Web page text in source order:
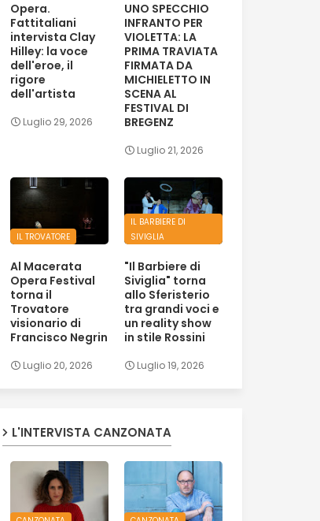
Opera.
Fattitaliani
intervista Clay
Hilley: la voce
dell'eroe, il
rigore
dell'artista
Luglio 29, 2026
UNO SPECCHIO
INFRANTO PER
VIOLETTA: LA
PRIMA TRAVIATA
FIRMATA DA
MICHIELETTO IN
SCENA AL
FESTIVAL DI
BREGENZ
Luglio 21, 2026
IL TROVATORE
Al Macerata
Opera Festival
torna il
Trovatore
visionario di
Francisco Negrin
Luglio 20, 2026
IL BARBIERE DI
SIVIGLIA
"Il Barbiere di
Siviglia" torna
allo Sferisterio
tra grandi voci e
un reality show
in stile Rossini
Luglio 19, 2026
L'INTERVISTA CANZONATA